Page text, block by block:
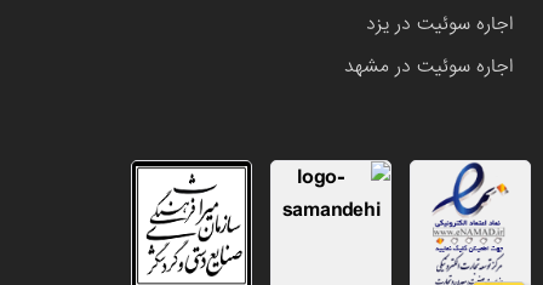
اجاره سوئیت در یزد
اجاره سوئیت در مشهد